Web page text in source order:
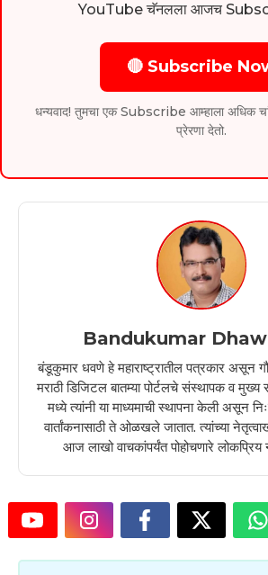
YouTube चॅनलला आजच
🔴 Subscribe
धन्यवाद! तुमचा एक Subscribe आम्हाला अधिक
प्रेरणा देतो.
Bandukumar
बंडूकुमार धवणे हे महाराष्ट्रातील पत्रकार असून
मराठी डिजिटल बातम्या पोर्टलचे संस्थापक व
मध्ये त्यांनी या माध्यमाची स्थापना केली असून
वार्तांकनासाठी ते ओळखले जातात. त्यांच्या
आज लाखो वाचकांपर्यंत पोहोचणारे